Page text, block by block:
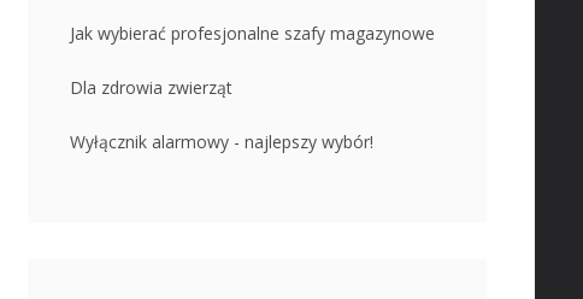
Jak wybierać profesjonalne szafy magazynowe
Dla zdrowia zwierząt
Wyłącznik alarmowy - najlepszy wybór!